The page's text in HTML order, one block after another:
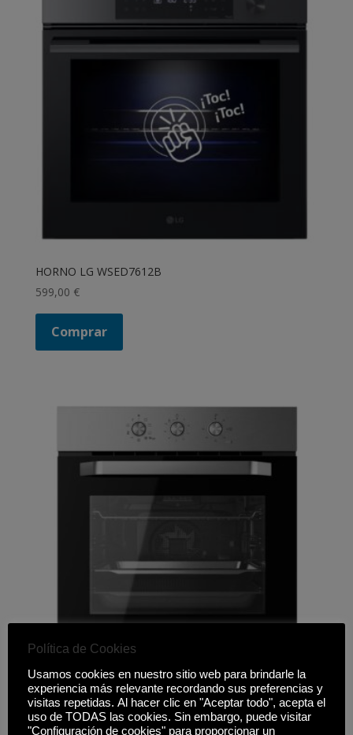
HORNO LG WSED7612B
599,00 €
Comprar
HORNO TEKA AIRFRY HCB 6526 INOX
329,00€
Política de Cookies
Usamos cookies en nuestro sitio web para brindarle la
experiencia más relevante recordando sus preferencias y
visitas repetidas. Al hacer clic en "Aceptar todo", acepta el
uso de TODAS las cookies. Sin embargo, puede visitar
"Configuración de cookies" para proporcionar un